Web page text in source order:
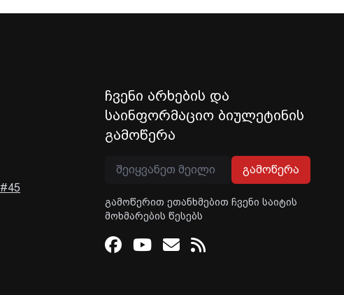
ჩვენი არხების და
საინფორმაციო ბიულეტინის
გამოწერა
გამოწერა
გამოწერით ეთანხმებით ჩვენი საიტის
მოხმარების წესებს
Facebook
Youtube
Email
RSS